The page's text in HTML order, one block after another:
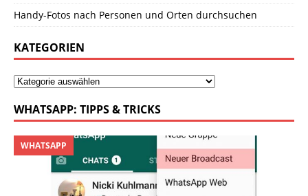
Handy-Fotos nach Personen und Orten durchsuchen
KATEGORIEN
WHATSAPP: TIPPS & TRICKS
WHATSAPP